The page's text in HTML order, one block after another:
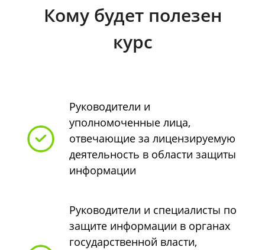
Кому будет полезен
курс
Руководители и
уполномоченные лица,
отвечающие за лицензируемую
деятельность в области защиты
информации
Руководители и специалисты по
защите информации в органах
государственной власти,